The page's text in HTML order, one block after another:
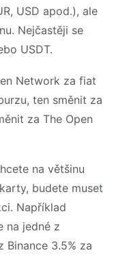
USD apod.), ale
Nejčastěji se
USDT.
Network za fiat
ten směnit za
za The Open
na většinu
budete muset
Například
na jedné z
Binance 3.5% za